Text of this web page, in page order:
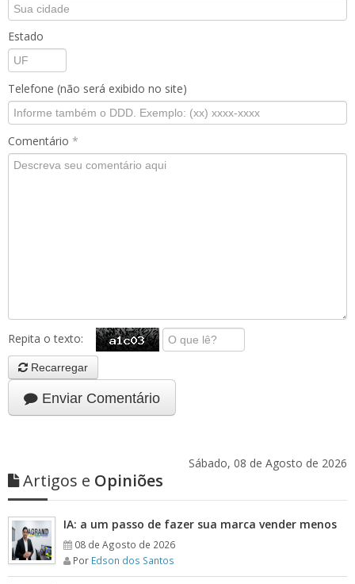
Estado
Telefone (não será exibido no site)
Comentário *
Repita o texto:
Recarregar
Enviar Comentário
Sábado, 08 de Agosto de 2026
Artigos e Opiniões
IA: a um passo de fazer sua marca vender menos
08 de Agosto de 2026
Por Edson dos Santos